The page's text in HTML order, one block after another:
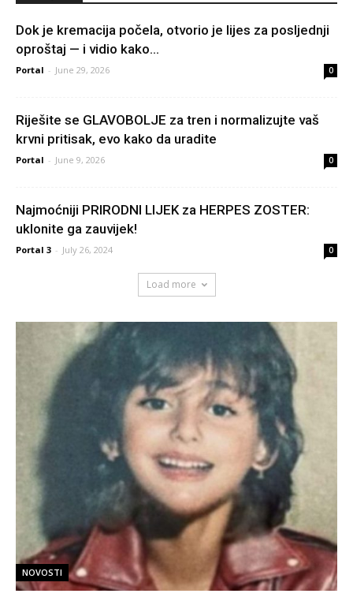
Dok je kremacija počela, otvorio je lijes za posljednji
oproštaj — i vidio kako...
Portal - June 29, 2026 0
Riješite se GLAVOBOLJE za tren i normalizujte vaš
krvni pritisak, evo kako da uradite
Portal - June 9, 2026 0
Najmoćniji PRIRODNI LIJEK za HERPES ZOSTER:
uklonite ga zauvijek!
Portal 3 - July 26, 2024 0
Load more
NOVOSTI